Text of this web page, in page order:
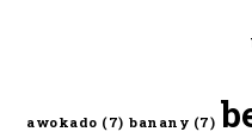
awokado (7) banany (7)